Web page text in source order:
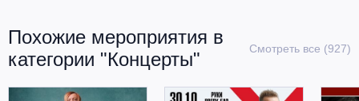
Похожие мероприятия в
категории "Концерты"
Смотреть все (927)